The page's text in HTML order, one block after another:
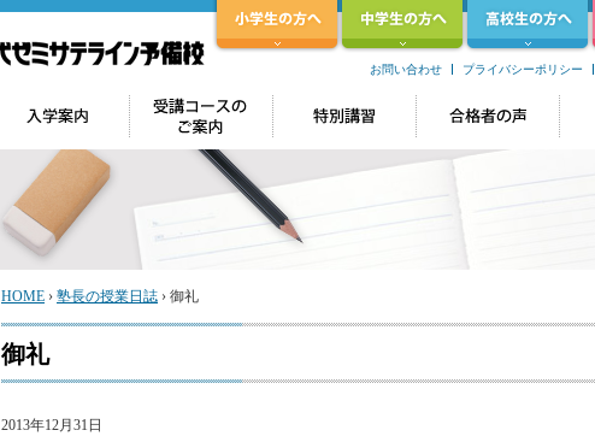
お問い合わせ プライバシーポリシー
HOME › 塾長の授業日誌 › 御礼
御礼
2013年12月31日